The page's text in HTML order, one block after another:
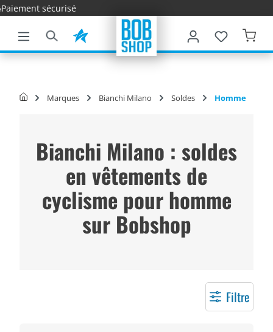
principal
Marques Bianchi Milano Soldes Homme
Bianchi Milano : soldes
en vêtements de
cyclisme pour homme
sur Bobshop
Filtre